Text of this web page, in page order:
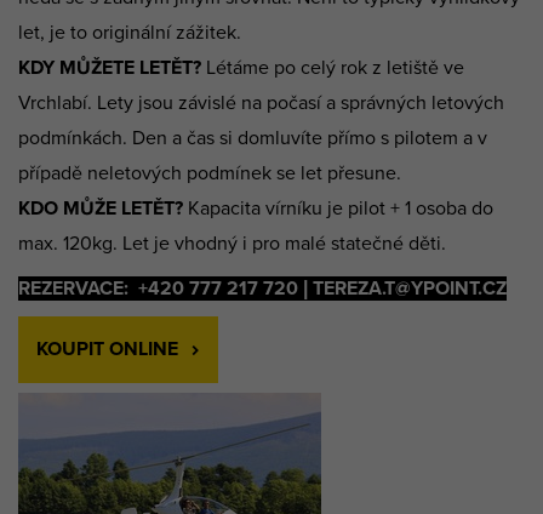
let, je to originální zážitek.
KDY MŮŽETE LETĚT? Létáme po celý rok z letiště ve
Vrchlabí. Lety jsou závislé na počasí a správných letových
podmínkách. Den a čas si domluvíte přímo s pilotem a v
případě neletových podmínek se let přesune.
KDO MŮŽE LETĚT? Kapacita vírníku je pilot + 1 osoba do
max. 120kg. Let je vhodný i pro malé statečné děti.
REZERVACE: +420 777 217 720 | TEREZA.T@YPOINT.CZ
KOUPIT ONLINE